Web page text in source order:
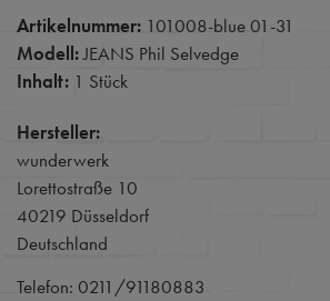
Artikelnummer: 101008-blue 01-31
Modell:JEANS Phil Selvedge
Inhalt: 1 Stück
Hersteller:
wunderwerk
Lorettostraße 10
40219 Düsseldorf
Deutschland
Telefon: 0211/91180883